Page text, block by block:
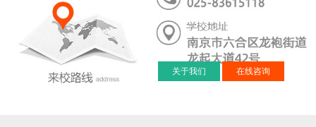
关于我们 在线咨询